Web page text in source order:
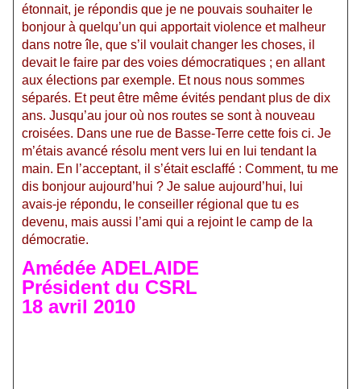
étonnait, je répondis que je ne pouvais souhaiter le
bonjour à quelqu’un qui apportait violence et malheur
dans notre île, que s’il voulait changer les choses, il
devait le faire par des voies démocratiques ; en allant
aux élections par exemple. Et nous nous sommes
séparés. Et peut être même évités pendant plus de dix
ans. Jusqu’au jour où nos routes se sont à nouveau
croisées. Dans une rue de Basse-Terre cette fois ci. Je
m’étais avancé résolu ment vers lui en lui tendant la
main. En l’acceptant, il s’était esclaffé : Comment, tu me
dis bonjour aujourd’hui ? Je salue aujourd’hui, lui
avais-je répondu, le conseiller régional que tu es
devenu, mais aussi l’ami qui a rejoint le camp de la
démocratie.
Amédée ADELAIDE
Président du CSRL
18 avril 2010